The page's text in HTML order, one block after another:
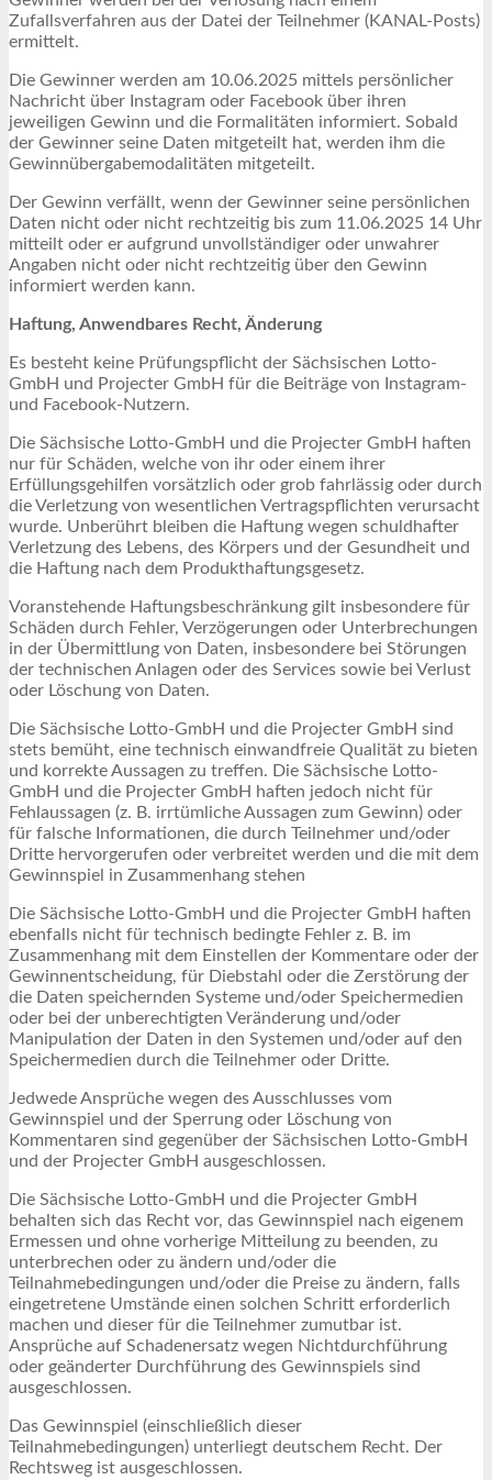
Zufallsverfahren aus der Datei der Teilnehmer (KANAL-Posts)
ermittelt.
Die Gewinner werden am 10.06.2025 mittels persönlicher
Nachricht über Instagram oder Facebook über ihren
jeweiligen Gewinn und die Formalitäten informiert. Sobald
der Gewinner seine Daten mitgeteilt hat, werden ihm die
Gewinnübergabemodalitäten mitgeteilt.
Der Gewinn verfällt, wenn der Gewinner seine persönlichen
Daten nicht oder nicht rechtzeitig bis zum 11.06.2025 14 Uhr
mitteilt oder er aufgrund unvollständiger oder unwahrer
Angaben nicht oder nicht rechtzeitig über den Gewinn
informiert werden kann.
Haftung, Anwendbares Recht, Änderung
Es besteht keine Prüfungspflicht der Sächsischen Lotto-
GmbH und Projecter GmbH für die Beiträge von Instagram-
und Facebook-Nutzern.
Die Sächsische Lotto-GmbH und die Projecter GmbH haften
nur für Schäden, welche von ihr oder einem ihrer
Erfüllungsgehilfen vorsätzlich oder grob fahrlässig oder durch
die Verletzung von wesentlichen Vertragspflichten verursacht
wurde. Unberührt bleiben die Haftung wegen schuldhafter
Verletzung des Lebens, des Körpers und der Gesundheit und
die Haftung nach dem Produkthaftungsgesetz.
Voranstehende Haftungsbeschränkung gilt insbesondere für
Schäden durch Fehler, Verzögerungen oder Unterbrechungen
in der Übermittlung von Daten, insbesondere bei Störungen
der technischen Anlagen oder des Services sowie bei Verlust
oder Löschung von Daten.
Die Sächsische Lotto-GmbH und die Projecter GmbH sind
stets bemüht, eine technisch einwandfreie Qualität zu bieten
und korrekte Aussagen zu treffen. Die Sächsische Lotto-
GmbH und die Projecter GmbH haften jedoch nicht für
Fehlaussagen (z. B. irrtümliche Aussagen zum Gewinn) oder
für falsche Informationen, die durch Teilnehmer und/oder
Dritte hervorgerufen oder verbreitet werden und die mit dem
Gewinnspiel in Zusammenhang stehen
Die Sächsische Lotto-GmbH und die Projecter GmbH haften
ebenfalls nicht für technisch bedingte Fehler z. B. im
Zusammenhang mit dem Einstellen der Kommentare oder der
Gewinnentscheidung, für Diebstahl oder die Zerstörung der
die Daten speichernden Systeme und/oder Speichermedien
oder bei der unberechtigten Veränderung und/oder
Manipulation der Daten in den Systemen und/oder auf den
Speichermedien durch die Teilnehmer oder Dritte.
Jedwede Ansprüche wegen des Ausschlusses vom
Gewinnspiel und der Sperrung oder Löschung von
Kommentaren sind gegenüber der Sächsischen Lotto-GmbH
und der Projecter GmbH ausgeschlossen.
Die Sächsische Lotto-GmbH und die Projecter GmbH
behalten sich das Recht vor, das Gewinnspiel nach eigenem
Ermessen und ohne vorherige Mitteilung zu beenden, zu
unterbrechen oder zu ändern und/oder die
Teilnahmebedingungen und/oder die Preise zu ändern, falls
eingetretene Umstände einen solchen Schritt erforderlich
machen und dieser für die Teilnehmer zumutbar ist.
Ansprüche auf Schadenersatz wegen Nichtdurchführung
oder geänderter Durchführung des Gewinnspiels sind
ausgeschlossen.
Das Gewinnspiel (einschließlich dieser
Teilnahmebedingungen) unterliegt deutschem Recht. Der
Rechtsweg ist ausgeschlossen.